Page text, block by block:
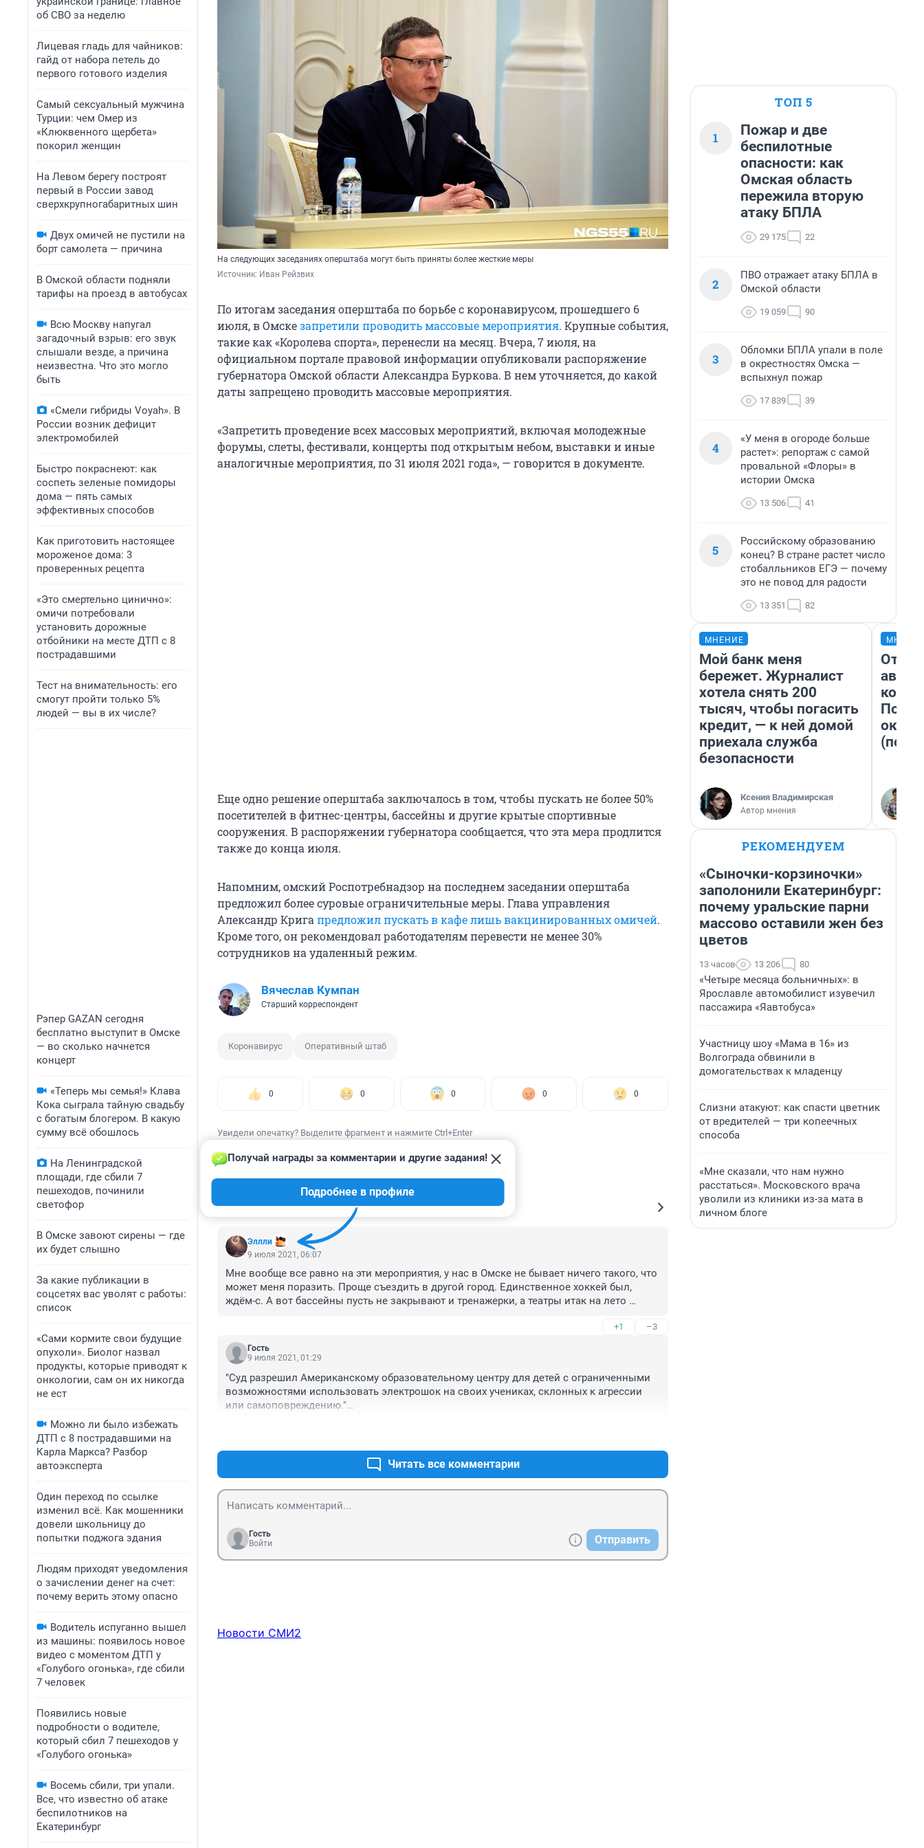
об СВО за неделю
Лицевая гладь для чайников:
гайд от набора петель до
первого готового изделия
Самый сексуальный мужчина
Турции: чем Омер из
«Клюквенного щербета»
покорил женщин
На Левом берегу построят
первый в России завод
сверхкрупногабаритных шин
Двух омичей не пустили на
борт самолета — причина
В Омской области подняли
тарифы на проезд в автобусах
Всю Москву напугал
загадочный взрыв: его звук
слышали везде, а причина
неизвестна. Что это могло
быть
«Смели гибриды Voyah». В
России возник дефицит
электромобилей
Быстро покраснеют: как
соспеть зеленые помидоры
дома — пять самых
эффективных способов
Как приготовить настоящее
мороженое дома: 3
проверенных рецепта
«Это смертельно цинично»:
омичи потребовали
установить дорожные
отбойники на месте ДТП с 8
пострадавшими
Тест на внимательность: его
смогут пройти только 5%
людей — вы в их числе?
Рэпер GAZAN сегодня
бесплатно выступит в Омске
— во сколько начнется
концерт
«Теперь мы семья!» Клава
Кока сыграла тайную свадьбу
с богатым блогером. В какую
сумму всё обошлось
На Ленинградской
площади, где сбили 7
пешеходов, починили
светофор
В Омске завоют сирены — где
их будет слышно
За какие публикации в
соцсетях вас уволят с работы:
список
«Сами кормите свои будущие
опухоли». Биолог назвал
продукты, которые приводят к
онкологии, сам он их никогда
не ест
Можно ли было избежать
ДТП с 8 пострадавшими на
Карла Маркса? Разбор
автоэксперта
Один переход по ссылке
изменил всё. Как мошенники
довели школьницу до
попытки поджога здания
Людям приходят уведомления
о зачислении денег на счет:
почему верить этому опасно
Водитель испуганно вышел
из машины: появилось новое
видео с моментом ДТП у
«Голубого огонька», где сбили
7 человек
Появились новые
подробности о водителе,
который сбил 7 пешеходов у
«Голубого огонька»
Восемь сбили, три упали.
Все, что известно об атаке
беспилотников на
Екатеринбург
На следующих заседаниях оперштаба могут быть приняты более жесткие меры
Источник: Иван Рейзвих
По итогам заседания оперштаба по борьбе с коронавирусом, прошедшего 6
июля, в Омскезапретили проводить массовые мероприятия. Крупные события,
такие как «Королева спорта», перенесли на месяц. Вчера, 7 июля, на
официальном портале правовой информации опубликовали распоряжение
губернатора Омской области Александра Буркова. В нем уточняется, до какой
даты запрещено проводить массовые мероприятия.
«Запретить проведение всех массовых мероприятий, включая молодежные
форумы, слеты, фестивали, концерты под открытым небом, выставки и иные
аналогичные мероприятия, по 31 июля 2021 года», — говорится в документе.
Еще одно решение оперштаба заключалось в том, чтобы пускать не более 50%
посетителей в фитнес-центры, бассейны и другие крытые спортивные
сооружения. В распоряжении губернатора сообщается, что эта мера продлится
также до конца июля.
Напомним, омский Роспотребнадзор на последнем заседании оперштаба
предложил более суровые ограничительные меры. Глава управления
Александр Крига предложил пускать в кафе лишь вакцинированных омичей.
Кроме того, он рекомендовал работодателям перевести не менее 30%
сотрудников на удаленный режим.
Вячеслав Кумпан
Старший корреспондент
Коронавирус Оперативный штаб
0 0 0 0 0
Увидели опечатку? Выделите фрагмент и нажмите Ctrl+Enter
КОММЕНТАРИИ 27
Эллли
Получай награды за комментарии и другие задания!
Подробнее в профиле
9 июля 2021, 06:07
Мне вообще все равно на эти мероприятия, у нас в Омске не бывает ничего такого, что
может меня поразить. Проще съездить в другой город. Единственное хоккей был,
ждём-с. А вот бассейны пусть не закрывают и тренажерки, а театры итак на лето
всегда открыты. Одним словом, параллельно, такие ограничения не всех волнуют.
+1 –3
Гость
9 июля 2021, 01:29
"Суд разрешил Американскому образовательному центру для детей с ограниченными
возможностями использовать электрошок на своих учениках, склонных к агрессии
или самоповреждению."
Читать все комментарии
Гость
Войти
Отправить
Новости СМИ2
ТОП 5
1
Пожар и две
беспилотные
опасности: как
Омская область
пережила вторую
атаку БПЛА
29 175 22
2
ПВО отражает атаку БПЛА в
Омской области
19 059 90
3
Обломки БПЛА упали в поле
в окрестностях Омска —
вспыхнул пожар
17 839 39
4
«У меня в огороде больше
растет»: репортаж с самой
провальной «Флоры» в
истории Омска
13 506 41
5
Российскому образованию
конец? В стране растет число
стобалльников ЕГЭ — почему
это не повод для радости
13 351 82
МНЕНИЕ
Мой банк меня
бережет. Журналист
хотела снять 200
тысяч, чтобы погасить
кредит, — к ней домой
приехала служба
безопасности
Ксения Владимирская
Автор мнения
От
РЕКОМЕНДУЕМ
«Сыночки-корзиночки»
заполонили Екатеринбург:
почему уральские парни
массово оставили жен без
цветов
13 часов 13 206 80
«Четыре месяца больничных»: в
Ярославле автомобилист изувечил
пассажира «Яавтобуса»
Участницу шоу «Мама в 16» из
Волгограда обвинили в
домогательствах к младенцу
Слизни атакуют: как спасти цветник
от вредителей — три копеечных
способа
«Мне сказали, что нам нужно
расстаться». Московского врача
уволили из клиники из-за мата в
личном блоге